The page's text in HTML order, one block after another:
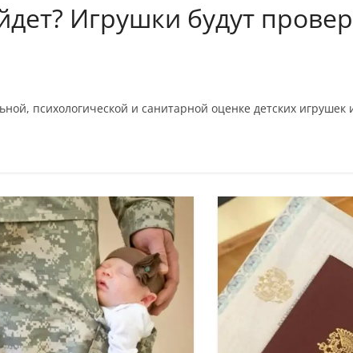
Игрушки будут
психологической и санитарной оценке детских